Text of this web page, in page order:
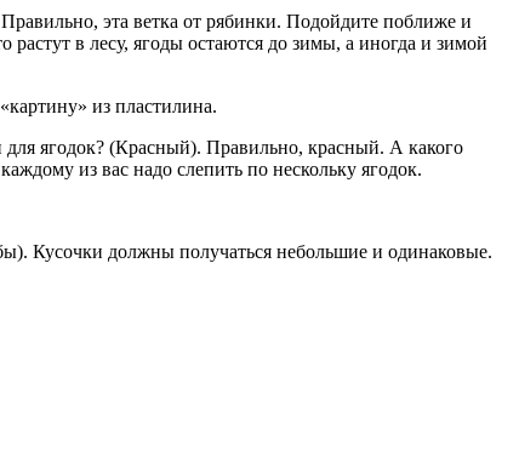
Правильно, эта ветка от рябинки. Подойдите поближе и
в лесу, ягоды остаются до зимы, а иногда и зимой
из пластилина.
ягодок? (Красный). Правильно, красный. А какого
из вас надо слепить по нескольку ягодок.
Кусочки должны получаться небольшие и одинаковые.